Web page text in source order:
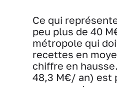
Ce qui
peu plus de 40
métropole qui
recettes en
chiffre en
48,3 M€/ an) est